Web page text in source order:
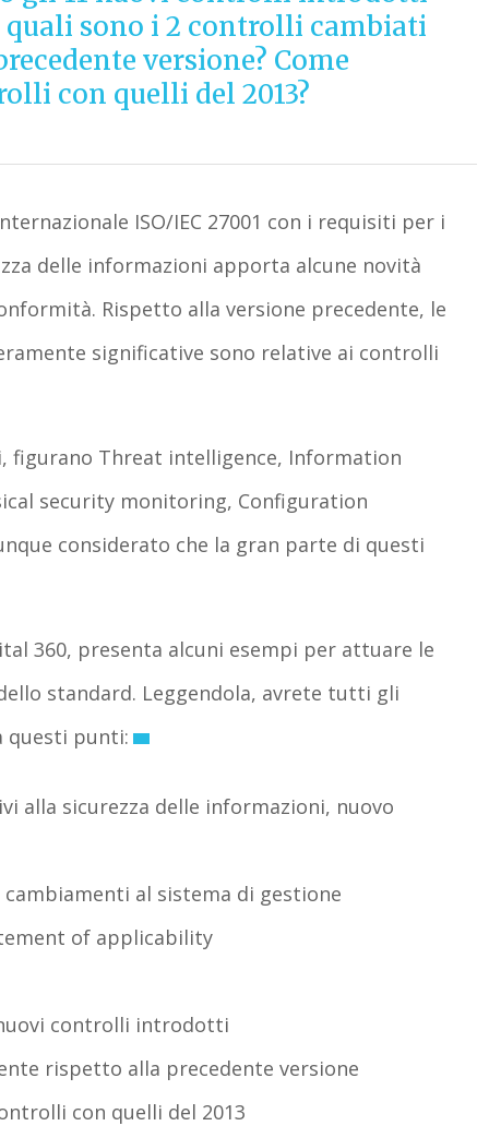
quali sono i 2 controlli cambiati
versione? Come
con quelli del 2013?
ISO/IEC 27001 con i requisiti per i
delle informazioni apporta alcune novità
Rispetto alla versione precedente, le
significative sono relative ai controlli
Threat intelligence, Information
security monitoring, Configuration
considerato che la gran parte di questi
360, presenta alcuni esempi per attuare le
standard. Leggendola, avrete tutti gli
questi punti:
alla sicurezza delle informazioni, nuovo
al sistema di gestione
of applicability
controlli introdotti
rispetto alla precedente versione
con quelli del 2013